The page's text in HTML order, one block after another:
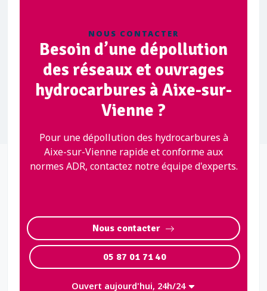
NOUS CONTACTER
Besoin d’une dépollution
des réseaux et ouvrages
hydrocarbures à Aixe-sur-
Vienne ?
Pour une dépollution des hydrocarbures à
Aixe-sur-Vienne rapide et conforme aux
normes ADR, contactez notre équipe d'experts.
Nous contacter
05 87 01 71 40
Ouvert aujourd'hui, 24h/24